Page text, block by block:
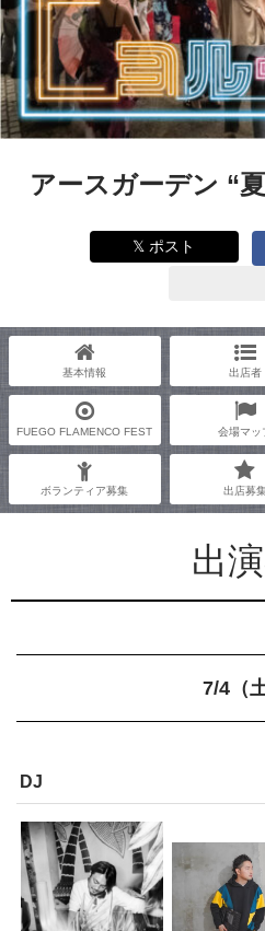
アースガーデン “
𝕏 ポスト
基本情報 出店者
FUEGO FLAMENCO FEST 会場マッ
ボランティア募集 出店募
出
7/4（土
DJ